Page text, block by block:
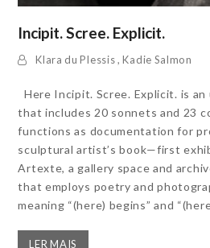
Incipit. Scree. Explicit.
Klara du Plessis,Kadie Salmon
Here Incipit. Scree. Explicit. is
that includes 20 sonnets and 23
functions as documentation for
sculptural artist’s book—first
Artexte, a gallery space and
that employs poetry and
meaning “(here) begins” and
LER MAIS